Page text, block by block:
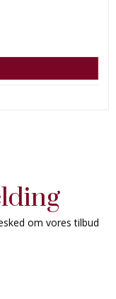
om vores tilbud